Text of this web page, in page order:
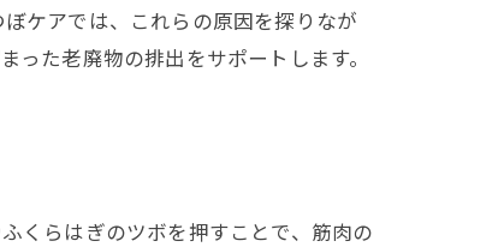
ケアでは、これらの原因を探りなが
た老廃物の排出をサポートします。
くらはぎのツボを押すことで、筋肉の